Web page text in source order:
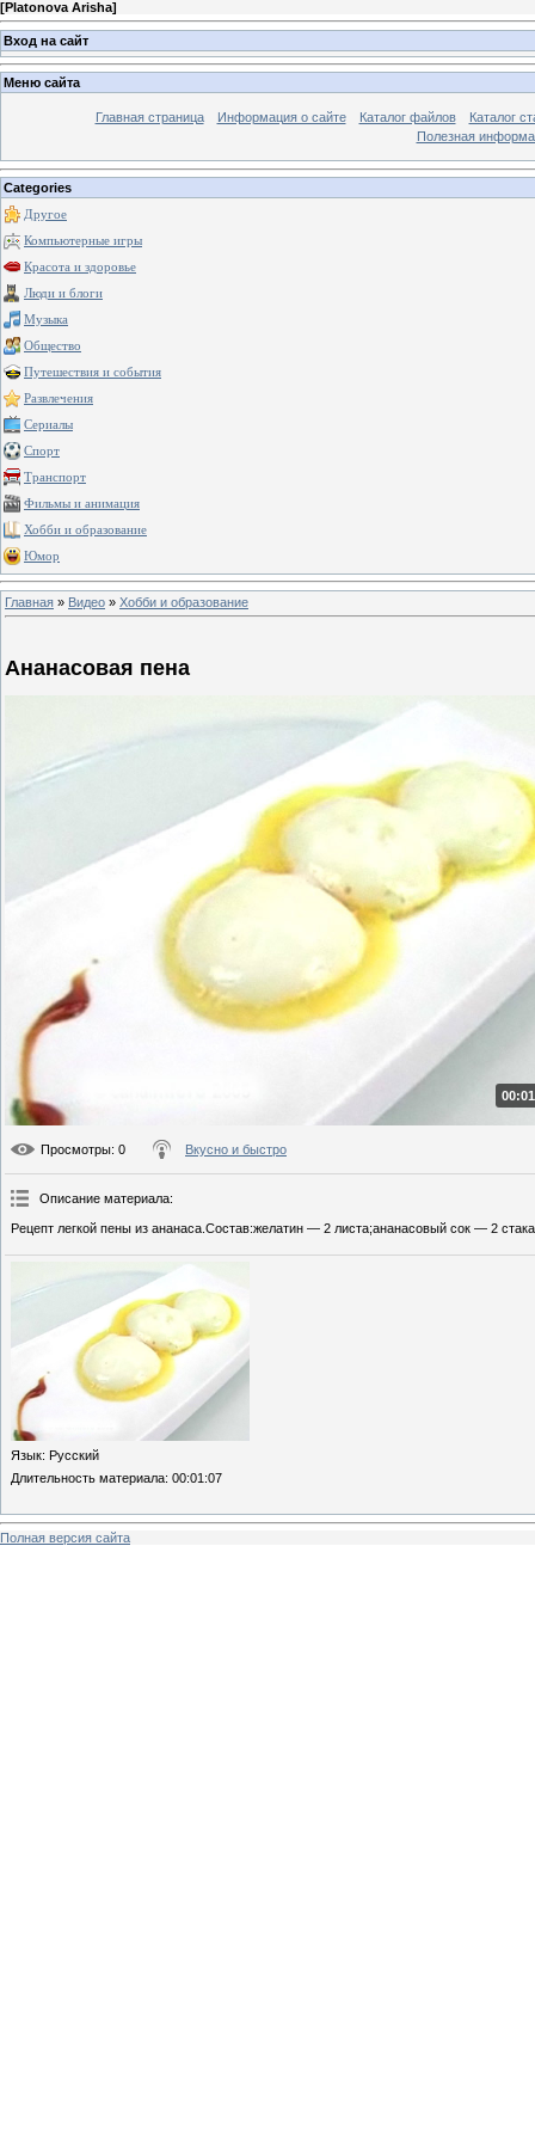
[Platonova Arisha]
Вход на сайт
Меню сайта
Главная страница Информация о сайте Каталог файлов
Каталог
Полезная
Categories
Другое
Компьютерные игры
Красота и здоровье
Люди и блоги
Музыка
Общество
Путешествия и события
Развлечения
Сериалы
Спорт
Транспорт
Фильмы и анимация
Хобби и образование
Юмор
Главная » Видео » Хобби и образование
Ананасовая пена
Просмотры: 0 Вкусно и быстро
Описание материала:
Рецепт легкой пены из ананаса.Состав:желатин — 2 листа;ананасовый сок — 2
Язык: Русский
Длительность материала: 00:01:07
Полная версия сайта